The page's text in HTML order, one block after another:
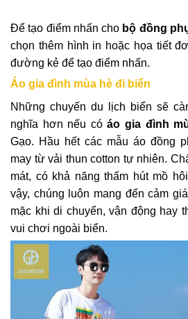
Để tạo điểm nhấn cho bộ đồng
chọn thêm hình in hoặc họa tiết
đường kẻ để tạo điểm nhấn.
Áo gia đình mùa hè đi biển
Những chuyến du lịch biển sẽ
nghĩa hơn nếu cóáo gia đình
Gạo. Hầu hết các mẫu áo đồng
may từ vải thun cotton tự nhiên.
mát, có khả năng thấm hút mồ
vậy, chúng luôn mang đến cảm
mặc khi di chuyển, vận động hay
vui chơi ngoài biển.